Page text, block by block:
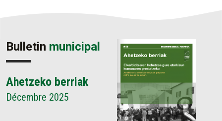
Bulletin municipal
Ahetzeko berriak
Décembre 2025